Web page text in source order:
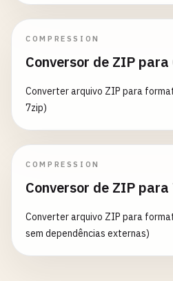
COMPRESSION
Conversor de ZIP para
Converter arquivo ZIP para
7zip)
COMPRESSION
Conversor de ZIP para
Converter arquivo ZIP para
sem dependências externas)